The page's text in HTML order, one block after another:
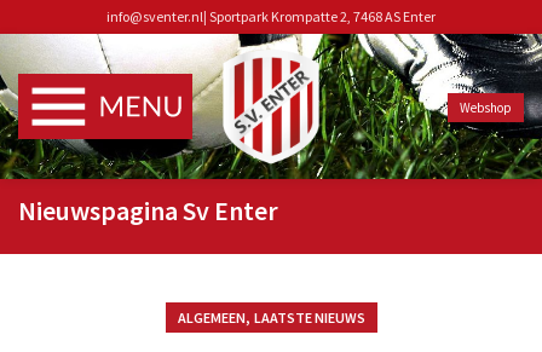
info@sventer.nl| Sportpark Krompatte 2, 7468 AS Enter
Webshop
Nieuwspagina Sv Enter
ALGEMEEN, LAATSTE NIEUWS